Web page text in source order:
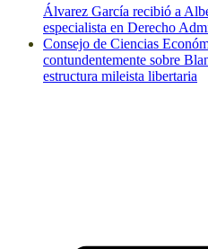
Álvarez García recibió a
especialista en Derecho
Consejo de Ciencias
contundentemente sobre
estructura mileista libertaria